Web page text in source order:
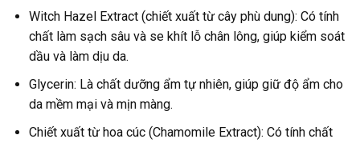
Witch Hazel Extract (chiết xuất từ cây phù dung): Có tính
chất làm sạch sâu và se khít lỗ chân lông, giúp kiểm soát
dầu và làm dịu da.
Glycerin: Là chất dưỡng ẩm tự nhiên, giúp giữ độ ẩm cho
da mềm mại và mịn màng.
Chiết xuất từ hoa cúc (Chamomile Extract): Có tính chất